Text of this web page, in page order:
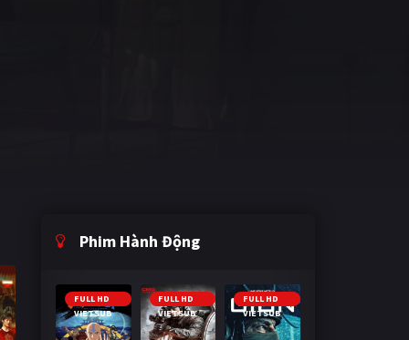
Phim Hành Động
FULL HD
VIETSUB
FULL HD
VIETSUB
FULL HD
VIETSUB